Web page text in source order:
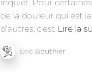
inquiet. Pour certaines
de la douleur qui est
d’autres, c’est Lire la
Eric Bouthier